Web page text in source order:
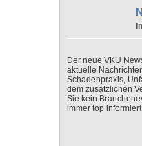
Der neue VKU
aktuelle
Schadenpraxis,
dem zusätzlichen
Sie kein
immer top